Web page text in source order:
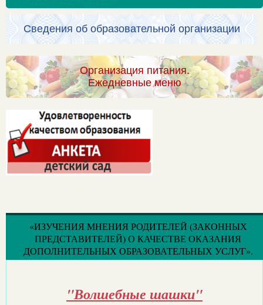
Сведения об образовательной организации
Организация питания.
Ежедневные меню
«ИЗУЧЕНИЯ МНЕНИЯ РОДИТЕЛЕЙ (ЗАКОННЫХ
ПРЕДСТАВИТЕЛЕЙ) О КАЧЕСТВЕ ОКАЗАНИЯ
ДОПОЛНИТЕЛЬНЫХ ОБРАЗОВАТЕЛЬНЫХ УСЛУГ».
"Волшебные шашки"